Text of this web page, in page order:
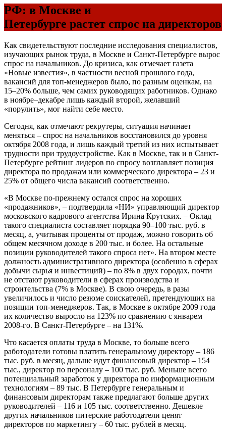
РФ: в Москве и
Петербурге растет спрос на директоров
Как свидетельствуют последние исследования специалистов,
изучающих рынок труда, в Москве и Санкт-Петербурге вырос
спрос на начальников. До кризиса, как отмечает газета
«Новые известия», в частности весной прошлого года,
вакансий для топ-менеджеров было, по разным оценкам, на
15–20% больше, чем самих руководящих работников. Однако
в ноябре–декабре лишь каждый второй, желавший
«порулить», мог найти себе место.
Сегодня, как отмечают рекрутеры, ситуация начинает
меняться – спрос на начальников восстановился до уровня
октября 2008 года, и лишь каждый третий из них испытывает
трудности при трудоустройстве. Как в Москве, так и в Санкт-
Петербурге рейтинг лидеров по спросу возглавляет позиция
директора по продажам или коммерческого директора – 23 и
25% от общего числа вакансий соответственно.
«В Москве по-прежнему остался спрос на хороших
«продажников», – подтвердила «НИ» управляющий директор
московского кадрового агентства Ирина Крутских. – Оклад
такого специалиста составляет порядка 90–100 тыс. руб. в
месяц, а, учитывая проценты от продаж, можно говорить об
общем месячном доходе в 200 тыс. и более. На остальные
позиции руководителей такого спроса нет». На втором месте
должность административного директора (особенно в сферах
добычи сырья и инвестиций) – по 8% в двух городах, почти
не отстают руководители в сферах производства и
строительства (7% в Москве). В свою очередь, в разы
увеличилось и число резюме соискателей, претендующих на
позиции топ-менеджеров. Так, в Москве в октябре 2009 года
их количество выросло на 123% по сравнению с январем
2008-го. В Санкт-Петербурге – на 131%.
Что касается оплаты труда в Москве, то больше всего
работодатели готовы платить генеральному директору – 186
тыс. руб. в месяц, дальше идут финансовый директор – 154
тыс., директор по персоналу – 100 тыс. руб. Меньше всего
потенциальный заработок у директора по информационным
технологиям – 89 тыс. В Петербурге генеральным и
финансовым директорам также предлагают больше других
руководителей – 116 и 105 тыс. соответственно. Дешевле
других начальников питерские работодатели ценят
директоров по маркетингу – 60 тыс. рублей в месяц.